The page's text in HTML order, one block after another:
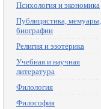
Психология и экономика
Публицистика, мемуары,
биографии
Религия и эзотерика
Учебная и научная
литература
Филология
Философия